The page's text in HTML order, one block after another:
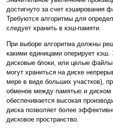
достигнуто за счет кэширования
Требуются алгоритмы для
следует хранить в кэш-памяти.
При выборе алгоритма должны
какими единицами оперирует
дисковые блоки, или целые
могут храниться на диске
мере в виде больших участков),
обменов между памятью и диском
обеспечивается высокая
диска позволяет более
дисковое пространство.